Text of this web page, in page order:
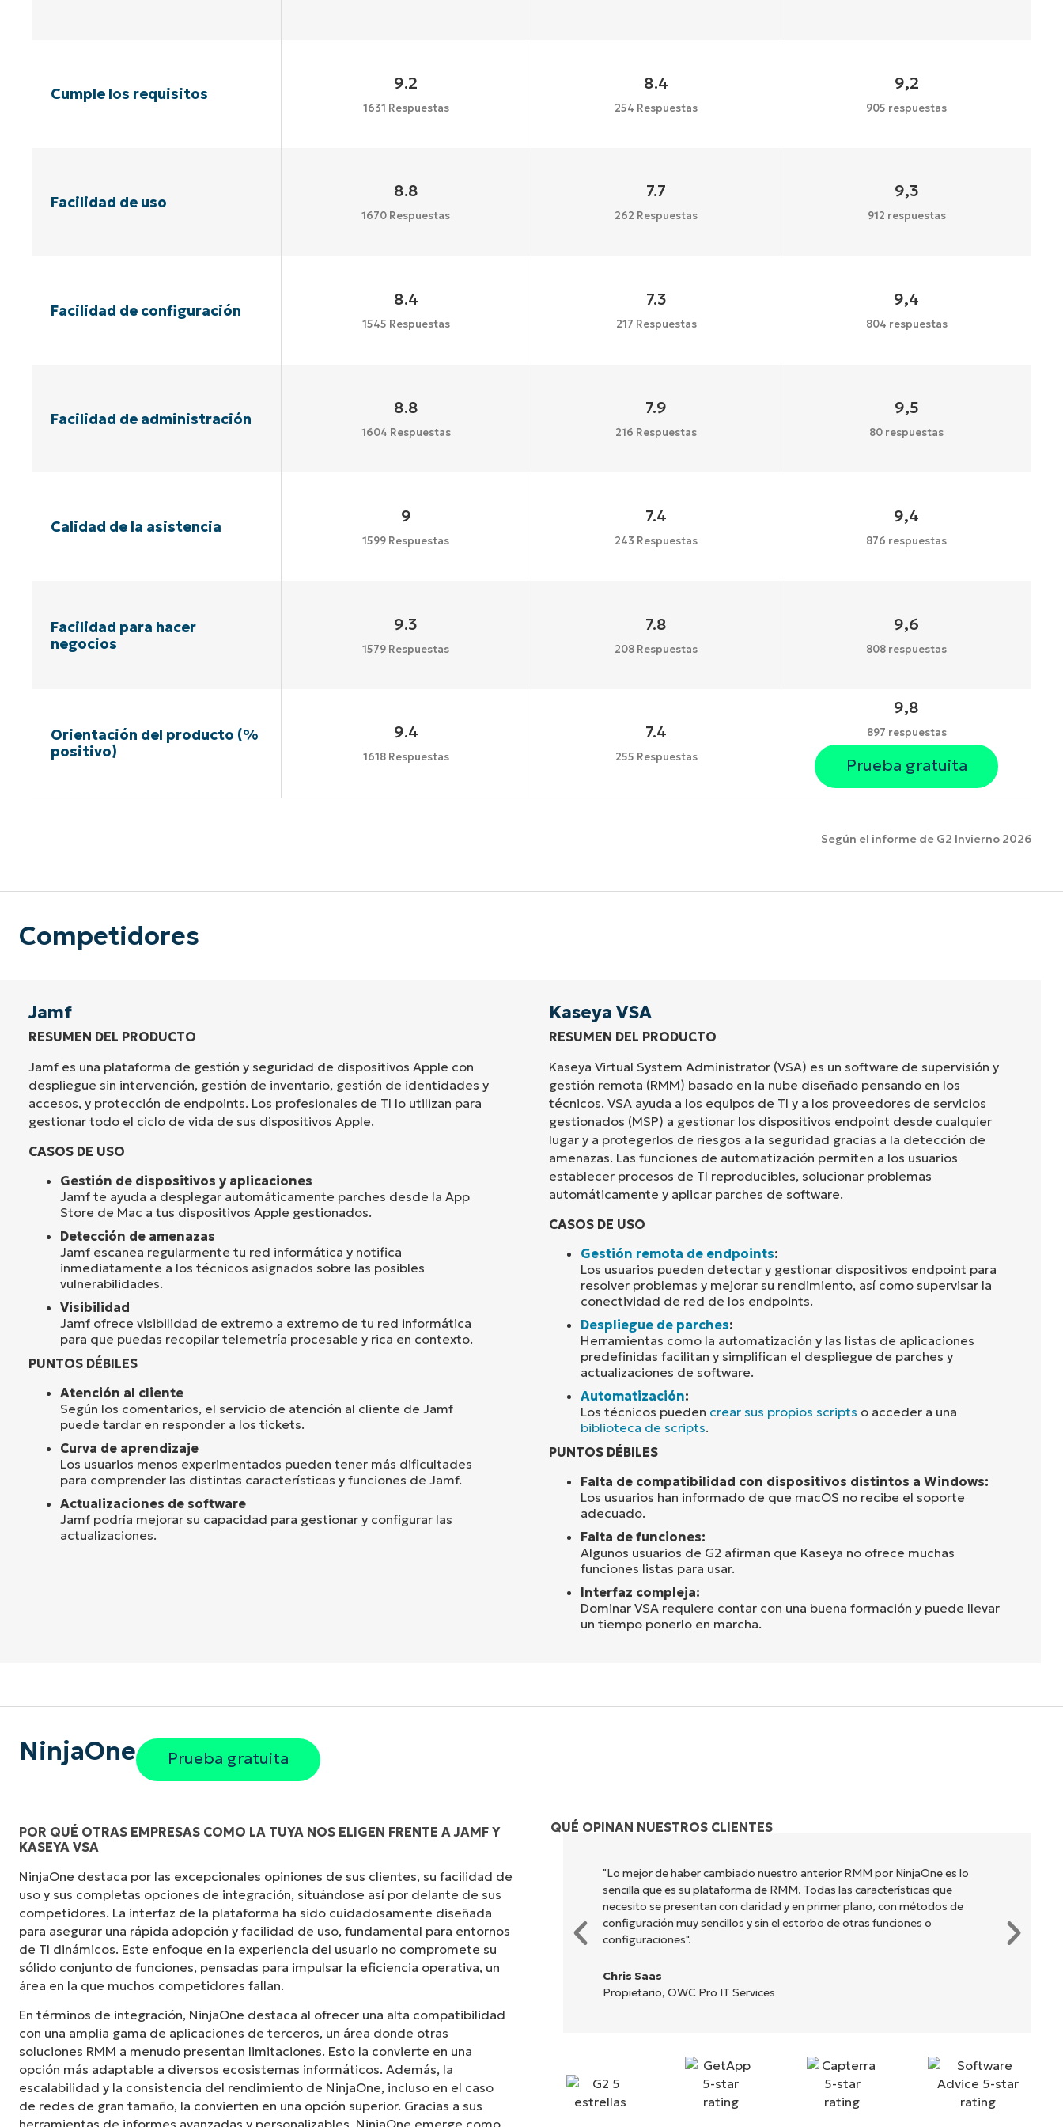
Cumple los requisitos
9.2
1631 Respuestas
8.4
254 Respuestas
9,2
905 respuestas
Facilidad de uso
8.8
1670 Respuestas
7.7
262 Respuestas
9,3
912 respuestas
Facilidad de configuración
8.4
1545 Respuestas
7.3
217 Respuestas
9,4
804 respuestas
Facilidad de administración
8.8
1604 Respuestas
7.9
216 Respuestas
9,5
80 respuestas
Calidad de la asistencia
9
1599 Respuestas
7.4
243 Respuestas
9,4
876 respuestas
Facilidad para hacer
negocios
9.3
1579 Respuestas
7.8
208 Respuestas
9,6
808 respuestas
Orientación del producto (%
positivo)
9.4
1618 Respuestas
7.4
255 Respuestas
9,8
897 respuestas
Prueba gratuita
Según el informe de G2 Invierno 2026
Competidores
Jamf
RESUMEN DEL PRODUCTO
Jamf es una plataforma de gestión y seguridad de dispositivos Apple con
despliegue sin intervención, gestión de inventario, gestión de identidades y
accesos, y protección de endpoints. Los profesionales de TI lo utilizan para
gestionar todo el ciclo de vida de sus dispositivos Apple.
CASOS DE USO
Gestión de dispositivos y aplicaciones
Jamf te ayuda a desplegar automáticamente parches desde la App
Store de Mac a tus dispositivos Apple gestionados.
Detección de amenazas
Jamf escanea regularmente tu red informática y notifica
inmediatamente a los técnicos asignados sobre las posibles
vulnerabilidades.
Visibilidad
Jamf ofrece visibilidad de extremo a extremo de tu red informática
para que puedas recopilar telemetría procesable y rica en contexto.
PUNTOS DÉBILES
Atención al cliente
Según los comentarios, el servicio de atención al cliente de Jamf
puede tardar en responder a los tickets.
Curva de aprendizaje
Los usuarios menos experimentados pueden tener más dificultades
para comprender las distintas características y funciones de Jamf.
Actualizaciones de software
Jamf podría mejorar su capacidad para gestionar y configurar las
actualizaciones.
Kaseya VSA
RESUMEN DEL PRODUCTO
Kaseya Virtual System Administrator (VSA) es un software de supervisión y
gestión remota (RMM) basado en la nube diseñado pensando en los
técnicos. VSA ayuda a los equipos de TI y a los proveedores de servicios
gestionados (MSP) a gestionar los dispositivos endpoint desde cualquier
lugar y a protegerlos de riesgos a la seguridad gracias a la detección de
amenazas. Las funciones de automatización permiten a los usuarios
establecer procesos de TI reproducibles, solucionar problemas
automáticamente y aplicar parches de software.
CASOS DE USO
Gestión remota de endpoints:
Los usuarios pueden detectar y gestionar dispositivos endpoint para
resolver problemas y mejorar su rendimiento, así como supervisar la
conectividad de red de los endpoints.
Despliegue de parches:
Herramientas como la automatización y las listas de aplicaciones
predefinidas facilitan y simplifican el despliegue de parches y
actualizaciones de software.
Automatización:
Los técnicos pueden crear sus propios scripts o acceder a una
biblioteca de scripts.
PUNTOS DÉBILES
Falta de compatibilidad con dispositivos distintos a Windows:
Los usuarios han informado de que macOS no recibe el soporte
adecuado.
Falta de funciones:
Algunos usuarios de G2 afirman que Kaseya no ofrece muchas
funciones listas para usar.
Interfaz compleja:
Dominar VSA requiere contar con una buena formación y puede llevar
un tiempo ponerlo en marcha.
NinjaOne Prueba gratuita
POR QUÉ OTRAS EMPRESAS COMO LA TUYA NOS ELIGEN FRENTE A JAMF Y
KASEYA VSA
NinjaOne destaca por las excepcionales opiniones de sus clientes, su facilidad de
uso y sus completas opciones de integración, situándose así por delante de sus
competidores. La interfaz de la plataforma ha sido cuidadosamente diseñada
para asegurar una rápida adopción y facilidad de uso, fundamental para entornos
de TI dinámicos. Este enfoque en la experiencia del usuario no compromete su
sólido conjunto de funciones, pensadas para impulsar la eficiencia operativa, un
área en la que muchos competidores fallan.
En términos de integración, NinjaOne destaca al ofrecer una alta compatibilidad
con una amplia gama de aplicaciones de terceros, un área donde otras
soluciones RMM a menudo presentan limitaciones. Esto la convierte en una
opción más adaptable a diversos ecosistemas informáticos. Además, la
escalabilidad y la consistencia del rendimiento de NinjaOne, incluso en el caso
de redes de gran tamaño, la convierten en una opción superior. Gracias a sus
QUÉ OPINAN NUESTROS CLIENTES
"Lo mejor de haber cambiado nuestro anterior RMM por NinjaOne es lo
sencilla que es su plataforma de RMM. Todas las características que
necesito se presentan con claridad y en primer plano, con métodos de
configuración muy sencillos y sin el estorbo de otras funciones o
configuraciones".
Chris Saas
Propietario, OWC Pro IT Services
Company